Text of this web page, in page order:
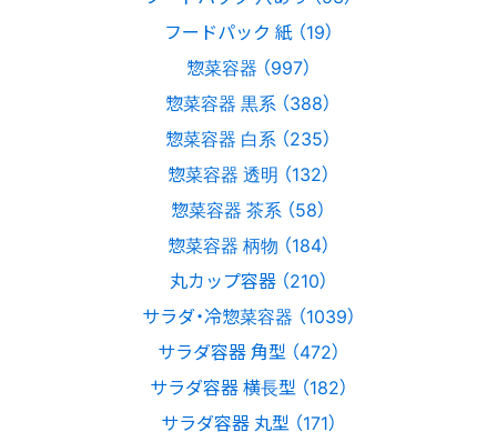
フードパック 紙 （19）
惣菜容器 （997）
惣菜容器 黒系 （388）
惣菜容器 白系 （235）
惣菜容器 透明 （132）
惣菜容器 茶系 （58）
惣菜容器 柄物 （184）
丸カップ容器 （210）
サラダ・冷惣菜容器 （1039）
サラダ容器 角型 （472）
サラダ容器 横長型 （182）
サラダ容器 丸型 （171）